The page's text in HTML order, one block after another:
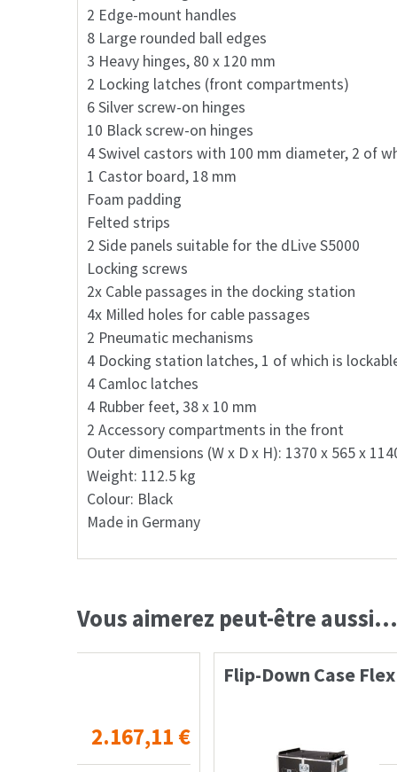
2 Edge-mount handles
8 Large rounded ball edges
3 Heavy hinges, 80 x 120 mm
2 Locking latches (front compartments)
6 Silver screw-on hinges
10 Black screw-on hinges
4 Swivel castors with 100 mm diameter, 2 of
1 Castor board, 18 mm
Foam padding
Felted strips
2 Side panels suitable for the dLive S5000
Locking screws
2x Cable passages in the docking station
4x Milled holes for cable passages
2 Pneumatic mechanisms
4 Docking station latches, 1 of which is
4 Camloc latches
4 Rubber feet, 38 x 10 mm
2 Accessory compartments in the front
Outer dimensions (W x D x H): 1370 x 565 x
Weight: 112.5 kg
Colour: Black
Made in Germany
Vous aimerez peut-être aussi…
Flip-Down Case Flex A&H dLive